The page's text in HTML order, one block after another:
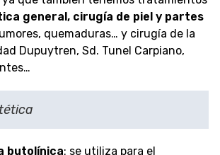
general, cirugía de piel y partes
quemaduras… y cirugía de la
Dupuytren, Sd. Tunel Carpiano,
butolínica: se utiliza para el